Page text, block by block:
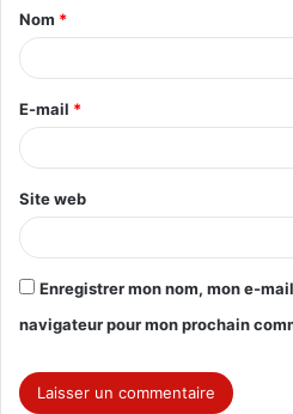
a
i
e
*
Nom *
E-mail *
Site web
Enregistrer mon nom, mon e-
navigateur pour mon prochain